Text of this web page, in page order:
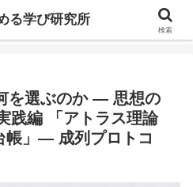
て研究し、セミナーや情報（ブログ、動
を選ぶのか ― 思想の
践編 「アトラス理論
帳」― 成列プロトコ
る学び研究所
検索